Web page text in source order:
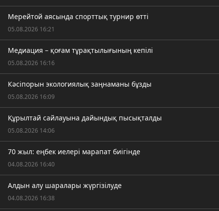
Мерейтой аясында спорттық турнир өтті
05.08.2026 16:21
Медиация – қоғам тұрақтылығының кепілі
05.08.2026 16:16
Кәсіпорын экологиялық заңнаманы бұзды
05.08.2026 16:09
Құрылтай сайлауына дайындық пысықталды
05.08.2026 14:06
70 жыл: еңбек иелері марапат биігінде
04.08.2026 16:40
Алдын алу шаралары жүргізілуде
04.08.2026 16:38